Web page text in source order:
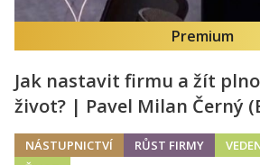
Premium
Jak nastavit firmu a žít
život? | Pavel Milan Černý
NÁSTUPNICTVÍ RŮST FIRMY